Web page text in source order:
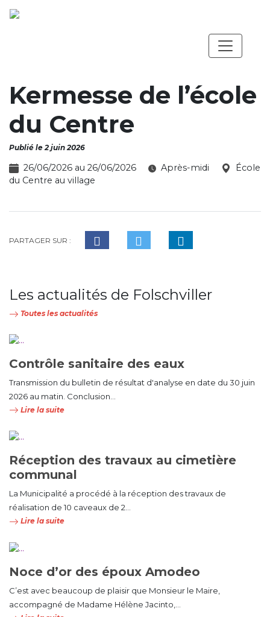
Kermesse de l’école
du Centre
Publié le 2 juin 2026
26/06/2026 au 26/06/2026 Après-midi
École
du Centre au village
PARTAGER SUR :
Les actualités de Folschviller
Toutes les actualités
Contrôle sanitaire des eaux
Transmission du bulletin de résultat d'analyse en date du 30 juin
2026 au matin. Conclusion...
Lire la suite
Réception des travaux au cimetière
communal
La Municipalité a procédé à la réception des travaux de
réalisation de 10 caveaux de 2...
Lire la suite
Noce d’or des époux Amodeo
C’est avec beaucoup de plaisir que Monsieur le Maire,
accompagné de Madame Hélène Jacinto,...